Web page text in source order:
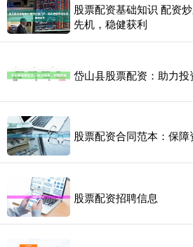
股票配资基础知识 配资
先机，稳健获利
岱山县股票配资：助力投
股票配资合同范本：保
股票配资招聘信息